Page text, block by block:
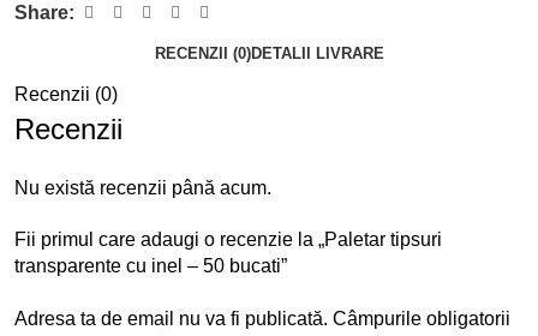
Share:
RECENZII (0)DETALII LIVRARE
Recenzii (0)
Recenzii
Nu există recenzii până acum.
Fii primul care adaugi o recenzie la „Paletar tipsuri
transparente cu inel – 50 bucati”
Adresa ta de email nu va fi publicată. Câmpurile obligatorii